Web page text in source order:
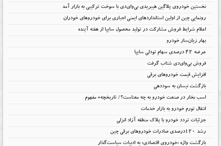
نخستین خودروی پلاگین هیبریدی بی‌وای‌دی با سوخت ترکیبی به بازار آمد
رونمایی چین از اولین استانداردهای ایمنی اجباری برای خودروهای خودران
اعلام شرایط فروش مشارکت در تولید محصول سایپا از هفته آینده
بهار زیان‌ساز خودرو
عرضه ۴۲ درصدی سهام تودلی سایپا
فروش بی‌وای‌دی شتاب گرفت
افزایش قیمت خودروهای برقی
بازگشت نیسان به سوددهی
اسب بخار در صنعت خودرو به چه معناست؟/ تاریخچه+ مفهوم
انتقال تورم خودرو به بازار خدمات
جزئیات تردد خودرو با پلاک منطقه آزاد انزلی
رشد ۱۲۰درصدی صادرات خودروهای برقی چین
بازگشت واژه «خودروی اقتصادی» به ادبیات سیاست‌گذار